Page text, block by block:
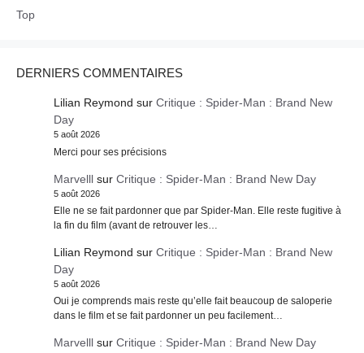
Top
DERNIERS COMMENTAIRES
Lilian Reymond sur Critique : Spider-Man : Brand New
Day
5 août 2026
Merci pour ses précisions
Marvelllsur Critique : Spider-Man : Brand New Day
5 août 2026
Elle ne se fait pardonner que par Spider-Man. Elle reste fugitive à
la fin du film (avant de retrouver les…
Lilian Reymond sur Critique : Spider-Man : Brand New
Day
5 août 2026
Oui je comprends mais reste qu’elle fait beaucoup de saloperie
dans le film et se fait pardonner un peu facilement…
Marvelllsur Critique : Spider-Man : Brand New Day